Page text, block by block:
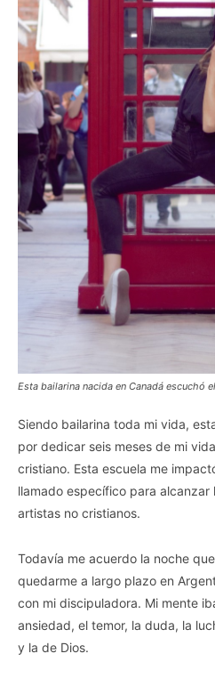
Esta bailarina nacida en Canadá escuchó
Siendo bailarina toda mi vida,
por dedicar seis meses de mi
cristiano. Esta escuela me
llamado específico para alcanzar
artistas no cristianos.
Todavía me acuerdo la noche
quedarme a largo plazo en
con mi discipuladora. Mi mente
ansiedad, el temor, la duda, la
y la de Dios.